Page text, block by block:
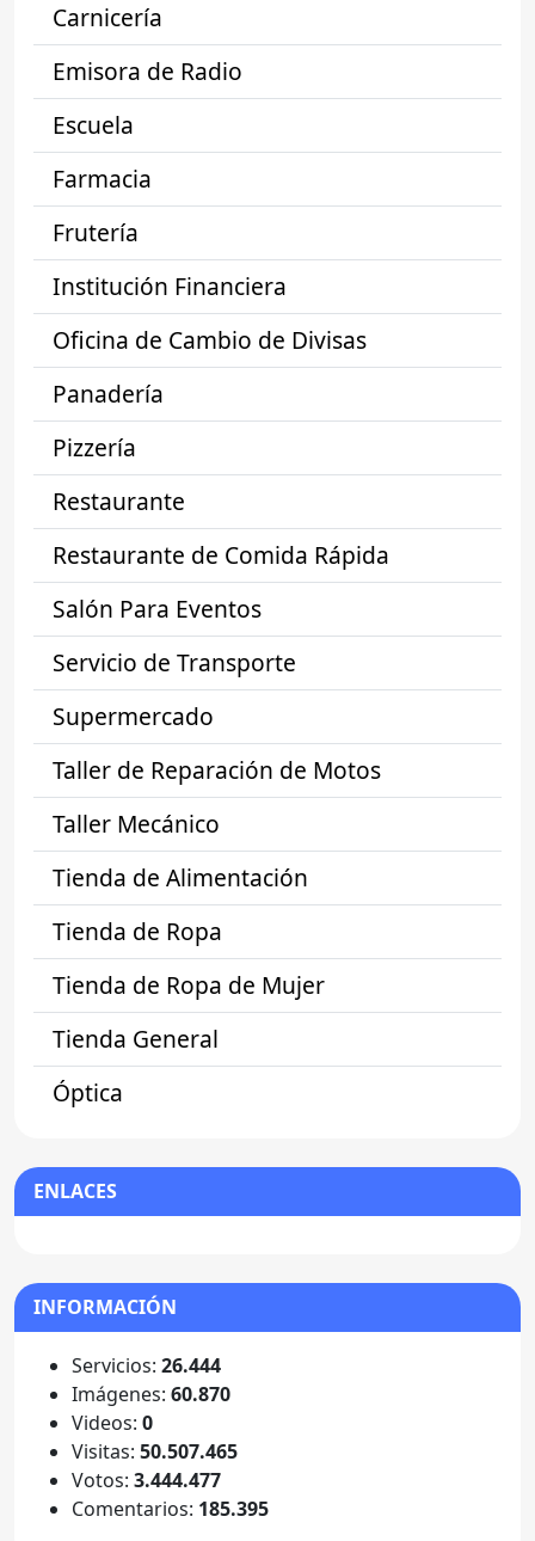
Carnicería
Emisora de Radio
Escuela
Farmacia
Frutería
Institución Financiera
Oficina de Cambio de Divisas
Panadería
Pizzería
Restaurante
Restaurante de Comida Rápida
Salón Para Eventos
Servicio de Transporte
Supermercado
Taller de Reparación de Motos
Taller Mecánico
Tienda de Alimentación
Tienda de Ropa
Tienda de Ropa de Mujer
Tienda General
Óptica
ENLACES
INFORMACIÓN
Servicios: 26.444
Imágenes: 60.870
Videos: 0
Visitas: 50.507.465
Votos: 3.444.477
Comentarios: 185.395